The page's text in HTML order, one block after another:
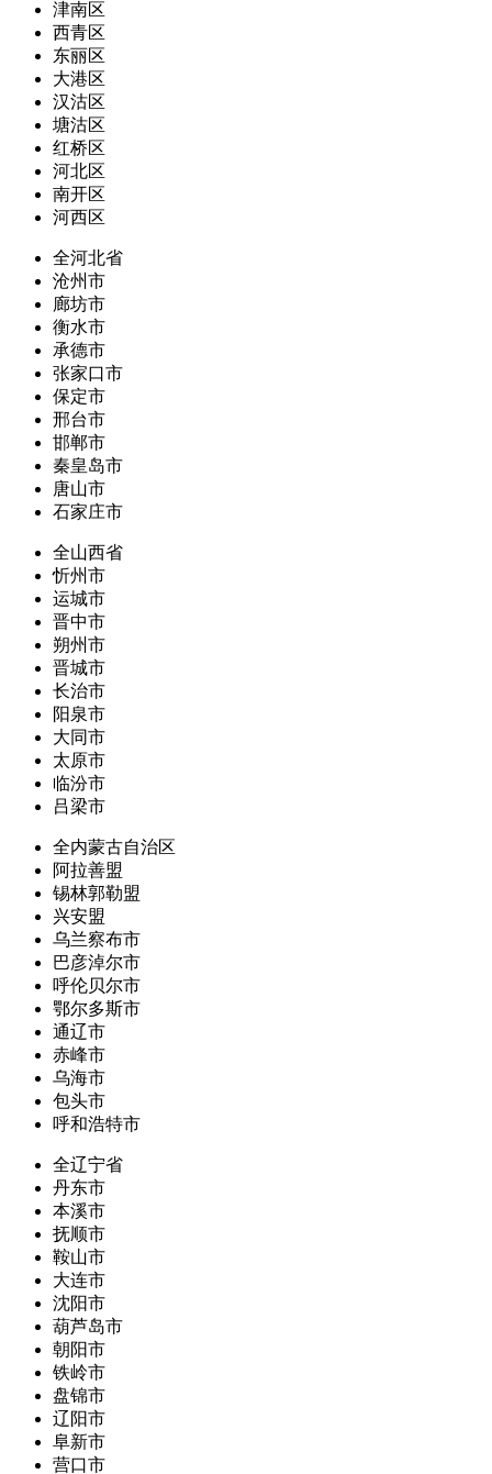
津南区
西青区
东丽区
大港区
汉沽区
塘沽区
红桥区
河北区
南开区
河西区
全河北省
沧州市
廊坊市
衡水市
承德市
张家口市
保定市
邢台市
邯郸市
秦皇岛市
唐山市
石家庄市
全山西省
忻州市
运城市
晋中市
朔州市
晋城市
长治市
阳泉市
大同市
太原市
临汾市
吕梁市
全内蒙古自治区
阿拉善盟
锡林郭勒盟
兴安盟
乌兰察布市
巴彦淖尔市
呼伦贝尔市
鄂尔多斯市
通辽市
赤峰市
乌海市
包头市
呼和浩特市
全辽宁省
丹东市
本溪市
抚顺市
鞍山市
大连市
沈阳市
葫芦岛市
朝阳市
铁岭市
盘锦市
辽阳市
阜新市
营口市